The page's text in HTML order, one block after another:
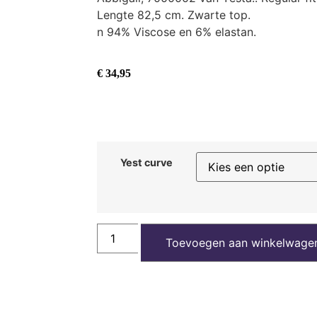
Lengte 82,5 cm. Zwarte top.
n 94% Viscose en 6% elastan.
€ 34,95
Yest curve
Toevoegen aan